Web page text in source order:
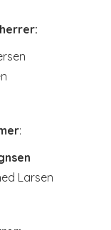
:
Larsen